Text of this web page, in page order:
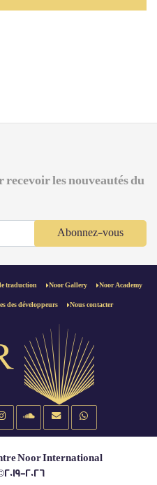
recevoir les nouveautés du
Abonnez-vous
traduction Noor Gallery Noor Academy
des développeurs Nous contacter
Noor International
2026